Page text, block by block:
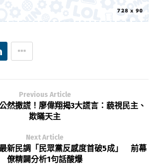
Previous Article
然撒謊！廖偉翔揭3大謊言：藐視民主、
欺瞞天主
Next Article
新民調「民眾黨反感度首破5成」 前幕
僚精闢分析1句話酸爆